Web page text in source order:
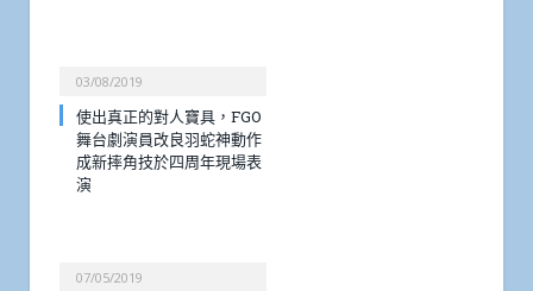
03/08/2019
使出真正的對人寶具，FGO
舞台劇演員改良羽蛇神動作
成新摔角技於四周年現場表
演
07/05/2019